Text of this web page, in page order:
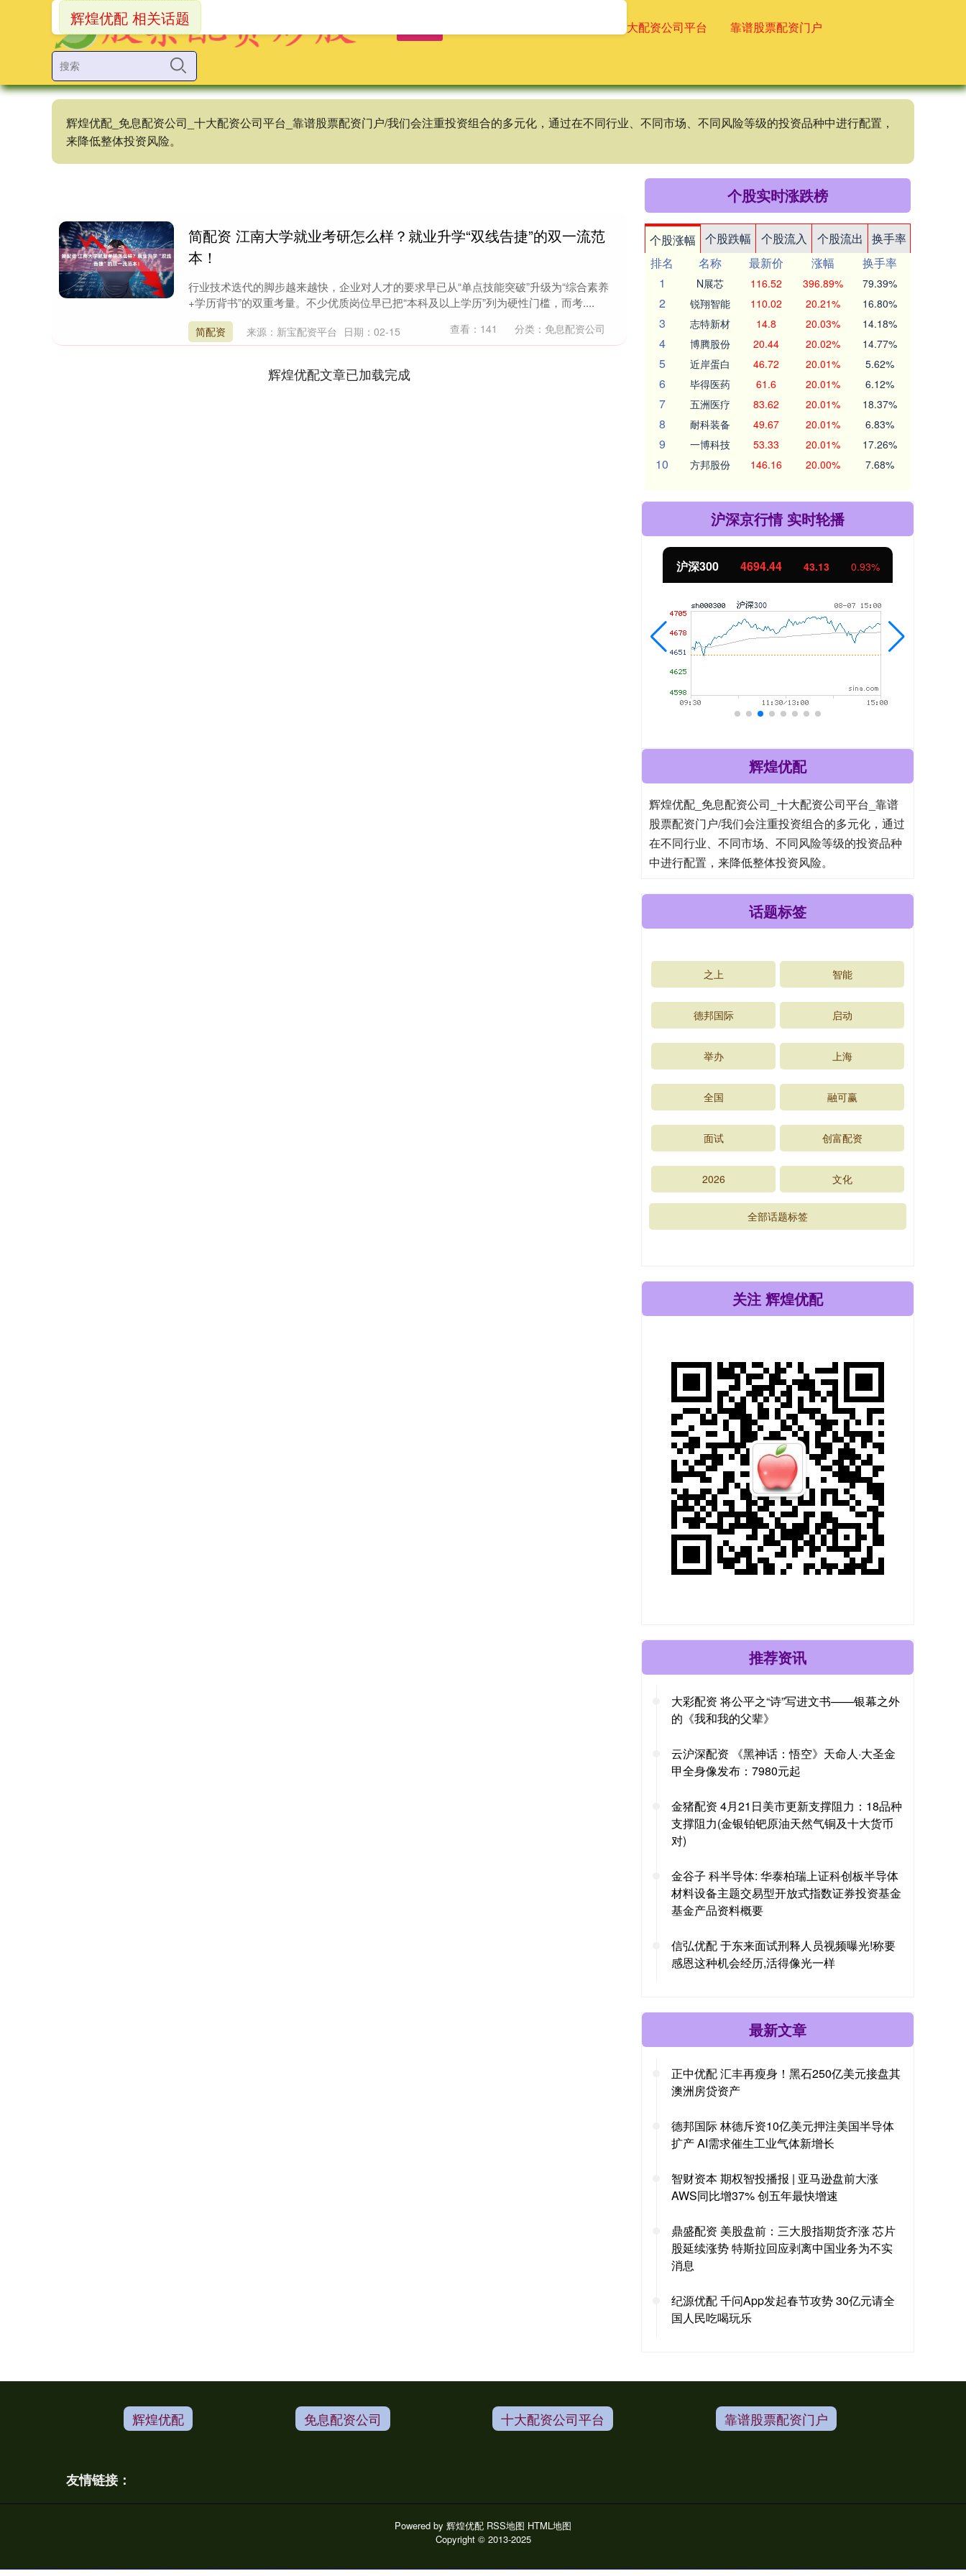
十大配资公司平台 靠谱股票配资门户
辉煌优配_免息配资公司_十大配资公司平台_靠谱股票配资门户/我们会注重投资组合的多元化，通过在不同行业、不同市场、不同风险等级的投资品种中进行配置，
来降低整体投资风险。
辉煌优配 相关话题
简配资 江南大学就业考研怎么样？就业升学“双线告捷”的双一流范
本！
行业技术迭代的脚步越来越快，企业对人才的要求早已从“单点技能突破”升级为“综合素养
+学历背书”的双重考量。不少优质岗位早已把“本科及以上学历”列为硬性门槛，而考....
简配资 来源：新宝配资平台 日期：02-15 查看： 141 分类： 免息配资公司
辉煌优配文章已加载完成
个股实时涨跌榜
个股涨幅 个股跌幅 个股流入 个股流出
换手率
排名
名称 最新价 涨幅
换手率
1
N展芯 116.52 396.89% 79.39%
2 锐翔智能 110.02 20.21% 16.80%
3 志特新材 14.8 20.03% 14.18%
4 博腾股份 20.44 20.02% 14.77%
5 近岸蛋白 46.72 20.01% 5.62%
6 毕得医药 61.6 20.01% 6.12%
7 五洲医疗 83.62 20.01% 18.37%
8 耐科装备 49.67 20.01% 6.83%
9 一博科技 53.33 20.01% 17.26%
10 方邦股份 146.16 20.00% 7.68%
沪深京行情 实时轮播
北证50 1134.24 11.37 1.01%
辉煌优配
辉煌优配_免息配资公司_十大配资公司平台_靠谱
股票配资门户/我们会注重投资组合的多元化，通过
在不同行业、不同市场、不同风险等级的投资品种
中进行配置，来降低整体投资风险。
话题标签
之上 智能
德邦国际 启动
举办 上海
全国 融可赢
面试 创富配资
2026 文化
全部话题标签
关注 辉煌优配
推荐资讯
大彩配资 将公平之“诗”写进文书——银幕之外
的《我和我的父辈》
云沪深配资 《黑神话：悟空》天命人·大圣金
甲全身像发布：7980元起
金猪配资 4月21日美市更新支撑阻力：18品种
支撑阻力(金银铂钯原油天然气铜及十大货币
对)
金谷子 科半导体: 华泰柏瑞上证科创板半导体
材料设备主题交易型开放式指数证券投资基金
基金产品资料概要
信弘优配 于东来面试刑释人员视频曝光!称要
感恩这种机会经历,活得像光一样
最新文章
正中优配 汇丰再瘦身！黑石250亿美元接盘其
澳洲房贷资产
德邦国际 林德斥资10亿美元押注美国半导体
扩产 AI需求催生工业气体新增长
智财资本 期权智投播报 | 亚马逊盘前大涨
AWS同比增37% 创五年最快增速
鼎盛配资 美股盘前：三大股指期货齐涨 芯片
股延续涨势 特斯拉回应剥离中国业务为不实
消息
纪源优配 千问App发起春节攻势 30亿元请全
国人民吃喝玩乐
辉煌优配 免息配资公司 十大配资公司平台 靠谱股票配资门户
友情链接：
Powered by 辉煌优配 RSS地图 HTML地图
Copyright © 2013-2025